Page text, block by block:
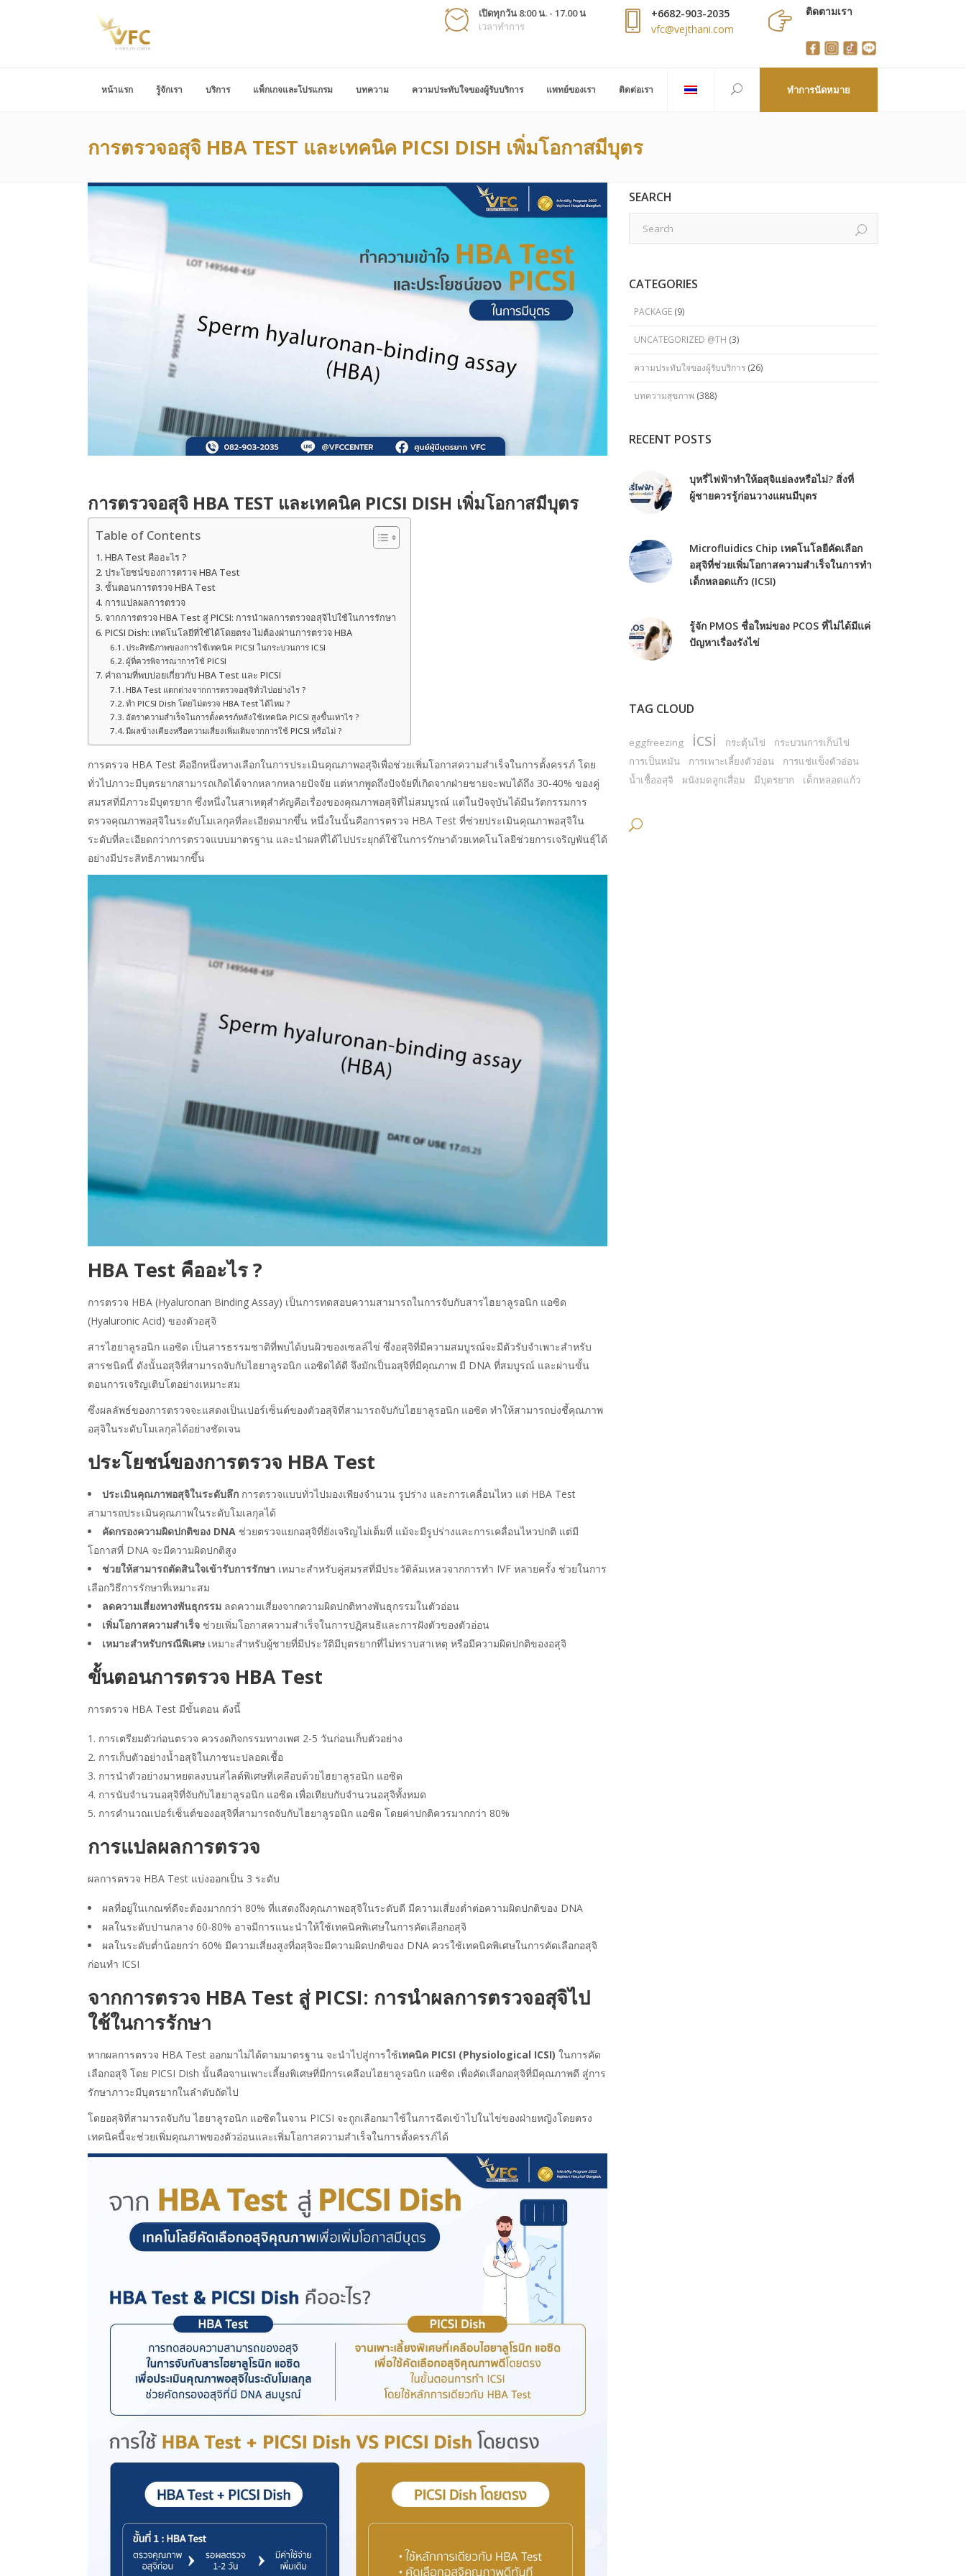
เปิดทุกวัน 8:00 น. - 17.00 น
เวลาทำการ
+6682-903-2035
vfc@vejthani.com
ติดตามเรา
หน้าแรก รู้จักเรา บริการ แพ็กเกจและโปรแกรม บทความ ความประทับใจของผู้รับบริการ แพทย์ของเรา ติดต่อเรา ทำการนัดหมาย
การตรวจอสุจิ HBA TEST และเทคนิค PICSI DISH เพิ่มโอกาสมีบุตร
การตรวจอสุจิ HBA TEST และเทคนิค PICSI DISH เพิ่มโอกาสมีบุตร
Table of Contents
HBA Test คืออะไร ?
ประโยชน์ของการตรวจ HBA Test
ขั้นตอนการตรวจ HBA Test
การแปลผลการตรวจ
จากการตรวจ HBA Test สู่ PICSI: การนำผลการตรวจอสุจิไปใช้ในการรักษา
PICSI Dish: เทคโนโลยีที่ใช้ได้โดยตรง ไม่ต้องผ่านการตรวจ HBA
ประสิทธิภาพของการใช้เทคนิค PICSI ในกระบวนการ ICSI
ผู้ที่ควรพิจารณาการใช้ PICSI
คำถามที่พบบ่อยเกี่ยวกับ HBA Test และ PICSI
HBA Test แตกต่างจากการตรวจอสุจิทั่วไปอย่างไร ?
ทำ PICSI Dish โดยไม่ตรวจ HBA Test ได้ไหม ?
อัตราความสำเร็จในการตั้งครรภ์หลังใช้เทคนิค PICSI สูงขึ้นเท่าไร ?
มีผลข้างเคียงหรือความเสี่ยงเพิ่มเติมจากการใช้ PICSI หรือไม่ ?
การตรวจ HBA Test คืออีกหนึ่งทางเลือกในการประเมินคุณภาพอสุจิเพื่อช่วยเพิ่มโอกาสความสำเร็จในการตั้งครรภ์ โดย
ทั่วไปภาวะมีบุตรยากสามารถเกิดได้จากหลากหลายปัจจัย แต่หากพูดถึงปัจจัยที่เกิดจากฝ่ายชายจะพบได้ถึง 30-40% ของคู่
สมรสที่มีภาวะมีบุตรยาก ซึ่งหนึ่งในสาเหตุสำคัญคือเรื่องของคุณภาพอสุจิที่ไม่สมบูรณ์ แต่ในปัจจุบันได้มีนวัตกรรมการ
ตรวจคุณภาพอสุจิในระดับโมเลกุลที่ละเอียดมากขึ้น หนึ่งในนั้นคือการตรวจ HBA Test ที่ช่วยประเมินคุณภาพอสุจิใน
ระดับที่ละเอียดกว่าการตรวจแบบมาตรฐาน และนำผลที่ได้ไปประยุกต์ใช้ในการรักษาด้วยเทคโนโลยีช่วยการเจริญพันธุ์ได้
อย่างมีประสิทธิภาพมากขึ้น
HBA Test คืออะไร ?
การตรวจ HBA (Hyaluronan Binding Assay) เป็นการทดสอบความสามารถในการจับกับสารไฮยาลูรอนิก แอซิด
(Hyaluronic Acid) ของตัวอสุจิ
สารไฮยาลูรอนิก แอซิด เป็นสารธรรมชาติที่พบได้บนผิวของเซลล์ไข่ ซึ่งอสุจิที่มีความสมบูรณ์จะมีตัวรับจำเพาะสำหรับ
สารชนิดนี้ ดังนั้นอสุจิที่สามารถจับกับไฮยาลูรอนิก แอซิดได้ดี จึงมักเป็นอสุจิที่มีคุณภาพ มี DNA ที่สมบูรณ์ และผ่านขั้น
ตอนการเจริญเติบโตอย่างเหมาะสม
ซึ่งผลลัพธ์ของการตรวจจะแสดงเป็นเปอร์เซ็นต์ของตัวอสุจิที่สามารถจับกับไฮยาลูรอนิก แอซิด ทำให้สามารถบ่งชี้คุณภาพ
อสุจิในระดับโมเลกุลได้อย่างชัดเจน
ประโยชน์ของการตรวจ HBA Test
ประเมินคุณภาพอสุจิในระดับลึก การตรวจแบบทั่วไปมองเพียงจำนวน รูปร่าง และการเคลื่อนไหว แต่ HBA Test
สามารถประเมินคุณภาพในระดับโมเลกุลได้
คัดกรองความผิดปกติของ DNA ช่วยตรวจแยกอสุจิที่ยังเจริญไม่เต็มที่ แม้จะมีรูปร่างและการเคลื่อนไหวปกติ แต่มี
โอกาสที่ DNA จะมีความผิดปกติสูง
ช่วยให้สามารถตัดสินใจเข้ารับการรักษา เหมาะสำหรับคู่สมรสที่มีประวัติล้มเหลวจากการทำ IVF หลายครั้ง ช่วยในการ
เลือกวิธีการรักษาที่เหมาะสม
ลดความเสี่ยงทางพันธุกรรม ลดความเสี่ยงจากความผิดปกติทางพันธุกรรมในตัวอ่อน
เพิ่มโอกาสความสำเร็จ ช่วยเพิ่มโอกาสความสำเร็จในการปฏิสนธิและการฝังตัวของตัวอ่อน
เหมาะสำหรับกรณีพิเศษ เหมาะสำหรับผู้ชายที่มีประวัติมีบุตรยากที่ไม่ทราบสาเหตุ หรือมีความผิดปกติของอสุจิ
ขั้นตอนการตรวจ HBA Test
การตรวจ HBA Test มีขั้นตอน ดังนี้
การเตรียมตัวก่อนตรวจ ควรงดกิจกรรมทางเพศ 2-5 วันก่อนเก็บตัวอย่าง
การเก็บตัวอย่างน้ำอสุจิในภาชนะปลอดเชื้อ
การนำตัวอย่างมาหยดลงบนสไลด์พิเศษที่เคลือบด้วยไฮยาลูรอนิก แอซิด
การนับจำนวนอสุจิที่จับกับไฮยาลูรอนิก แอซิด เพื่อเทียบกับจำนวนอสุจิทั้งหมด
การคำนวณเปอร์เซ็นต์ของอสุจิที่สามารถจับกับไฮยาลูรอนิก แอซิด โดยค่าปกติควรมากกว่า 80%
การแปลผลการตรวจ
ผลการตรวจ HBA Test แบ่งออกเป็น 3 ระดับ
ผลที่อยู่ในเกณฑ์ดีจะต้องมากกว่า 80% ที่แสดงถึงคุณภาพอสุจิในระดับดี มีความเสี่ยงต่ำต่อความผิดปกติของ DNA
ผลในระดับปานกลาง 60-80% อาจมีการแนะนำให้ใช้เทคนิคพิเศษในการคัดเลือกอสุจิ
ผลในระดับต่ำน้อยกว่า 60% มีความเสี่ยงสูงที่อสุจิจะมีความผิดปกติของ DNA ควรใช้เทคนิคพิเศษในการคัดเลือกอสุจิ
ก่อนทำ ICSI
จากการตรวจ HBA Test สู่ PICSI: การนำผลการตรวจอสุจิไป
ใช้ในการรักษา
หากผลการตรวจ HBA Test ออกมาไม่ได้ตามมาตรฐาน จะนำไปสู่การใช้เทคนิค PICSI (Physiological ICSI) ในการคัด
เลือกอสุจิ โดย PICSI Dish นั้นคือจานเพาะเลี้ยงพิเศษที่มีการเคลือบไฮยาลูรอนิก แอซิด เพื่อคัดเลือกอสุจิที่มีคุณภาพดี สู่การ
รักษาภาวะมีบุตรยากในลำดับถัดไป
โดยอสุจิที่สามารถจับกับ ไฮยาลูรอนิก แอซิดในจาน PICSI จะถูกเลือกมาใช้ในการฉีดเข้าไปในไข่ของฝ่ายหญิงโดยตรง
เทคนิคนี้จะช่วยเพิ่มคุณภาพของตัวอ่อนและเพิ่มโอกาสความสำเร็จในการตั้งครรภ์ได้
SEARCH
CATEGORIES
PACKAGE (9)
UNCATEGORIZED @TH (3)
ความประทับใจของผู้รับบริการ (26)
บทความสุขภาพ (388)
RECENT POSTS
บุหรี่ไฟฟ้าทำให้อสุจิแย่ลงหรือไม่? สิ่งที่
ผู้ชายควรรู้ก่อนวางแผนมีบุตร
Microfluidics Chip เทคโนโลยีคัดเลือก
อสุจิที่ช่วยเพิ่มโอกาสความสำเร็จในการทำ
เด็กหลอดแก้ว (ICSI)
รู้จัก PMOS ชื่อใหม่ของ PCOS ที่ไม่ได้มีแค่
ปัญหาเรื่องรังไข่
TAG CLOUD
eggfreezing icsi กระตุ้นไข่
กระบวนการเก็บไข่
การเป็นหมัน
การเพาะเลี้ยงตัวอ่อน
การแช่แข็งตัวอ่อน
น้ำเชื้ออสุจิ
ผนังมดลูกเสื่อม มีบุตรยาก เด็กหลอดแก้ว